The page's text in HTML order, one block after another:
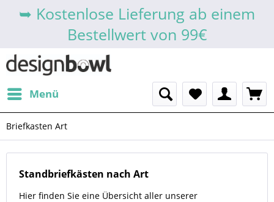
➥ Kostenlose Lieferung ab einem
Bestellwert von 99€
Menü
Briefkasten Art
Standbriefkästen nach Art
Hier finden Sie eine Übersicht aller unserer